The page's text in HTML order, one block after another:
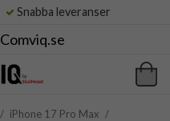
Snabba leveranser
/ iPhone 17 Pro Max /